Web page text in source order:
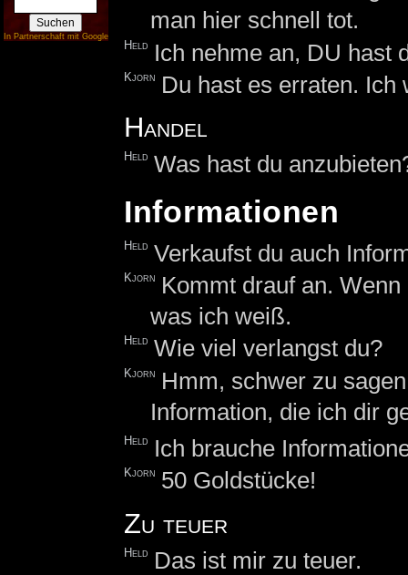
In Partnerschaft mit Google
man hier schnell tot.
Held Ich nehme an, DU hast
Kjorn Du hast es erraten.
Handel
Held Was hast du
Informationen
Held Verkaufst du auch
Kjorn
Kommt drauf an.
was ich weiß.
Held Wie viel verlangst du?
Kjorn
Hmm, schwer zu
Information, die ich dir
Held Ich brauche
Kjorn 50 Goldstücke!
Zu teuer
Held Das ist mir zu teuer.